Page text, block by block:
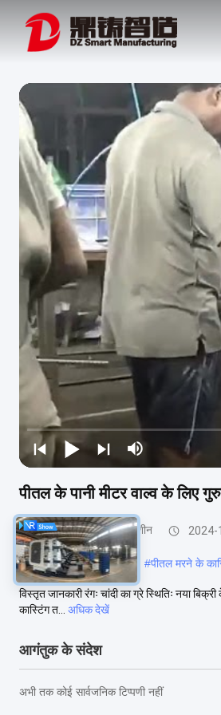
पीतल के पानी मीटर वाल्व के लिए
गुरुत्वाकर्षण मरो कास्टिंग मशीन 2024-
#तांबा मरने के कास्टिंग मशीन #पीतल मरने के
विस्तृत जानकारी रंगः चांदी का ग्रे स्थितिः नया
कास्टिंग त...
अधिक देखें
आगंतुक के संदेश
अभी तक कोई सार्वजनिक टिप्पणी नहीं